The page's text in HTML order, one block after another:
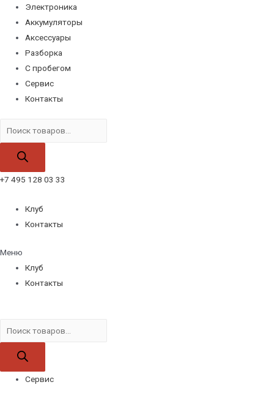
Электроника
Аккумуляторы
Аксессуары
Разборка
С пробегом
Сервис
Контакты
товаров
+7 495 128 03 33
Клуб
Контакты
Меню
Клуб
Контакты
товаров
Сервис